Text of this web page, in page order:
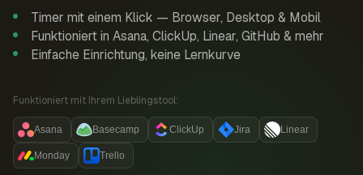
Timer mit einem Klick — Browser, Desktop & Mobil
Funktioniert in Asana, ClickUp, Linear, GitHub & mehr
Einfache Einrichtung, keine Lernkurve
Funktioniert mit Ihrem Lieblingstool:
Asana Basecamp ClickUp Jira Linear
Monday Trello